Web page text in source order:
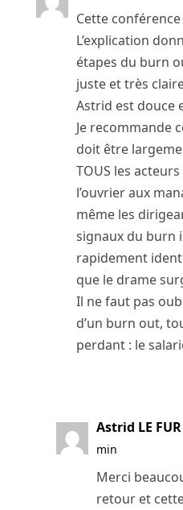
Cette
L’explication
étapes du burn
juste et très
Astrid est douce
Je recommande
doit être
TOUS les
l’ouvrier aux
même les
signaux du burn
rapidement
que le drame
Il ne faut pas
d’un burn out,
perdant : le
Astrid LE FUR
min
Merci
retour et